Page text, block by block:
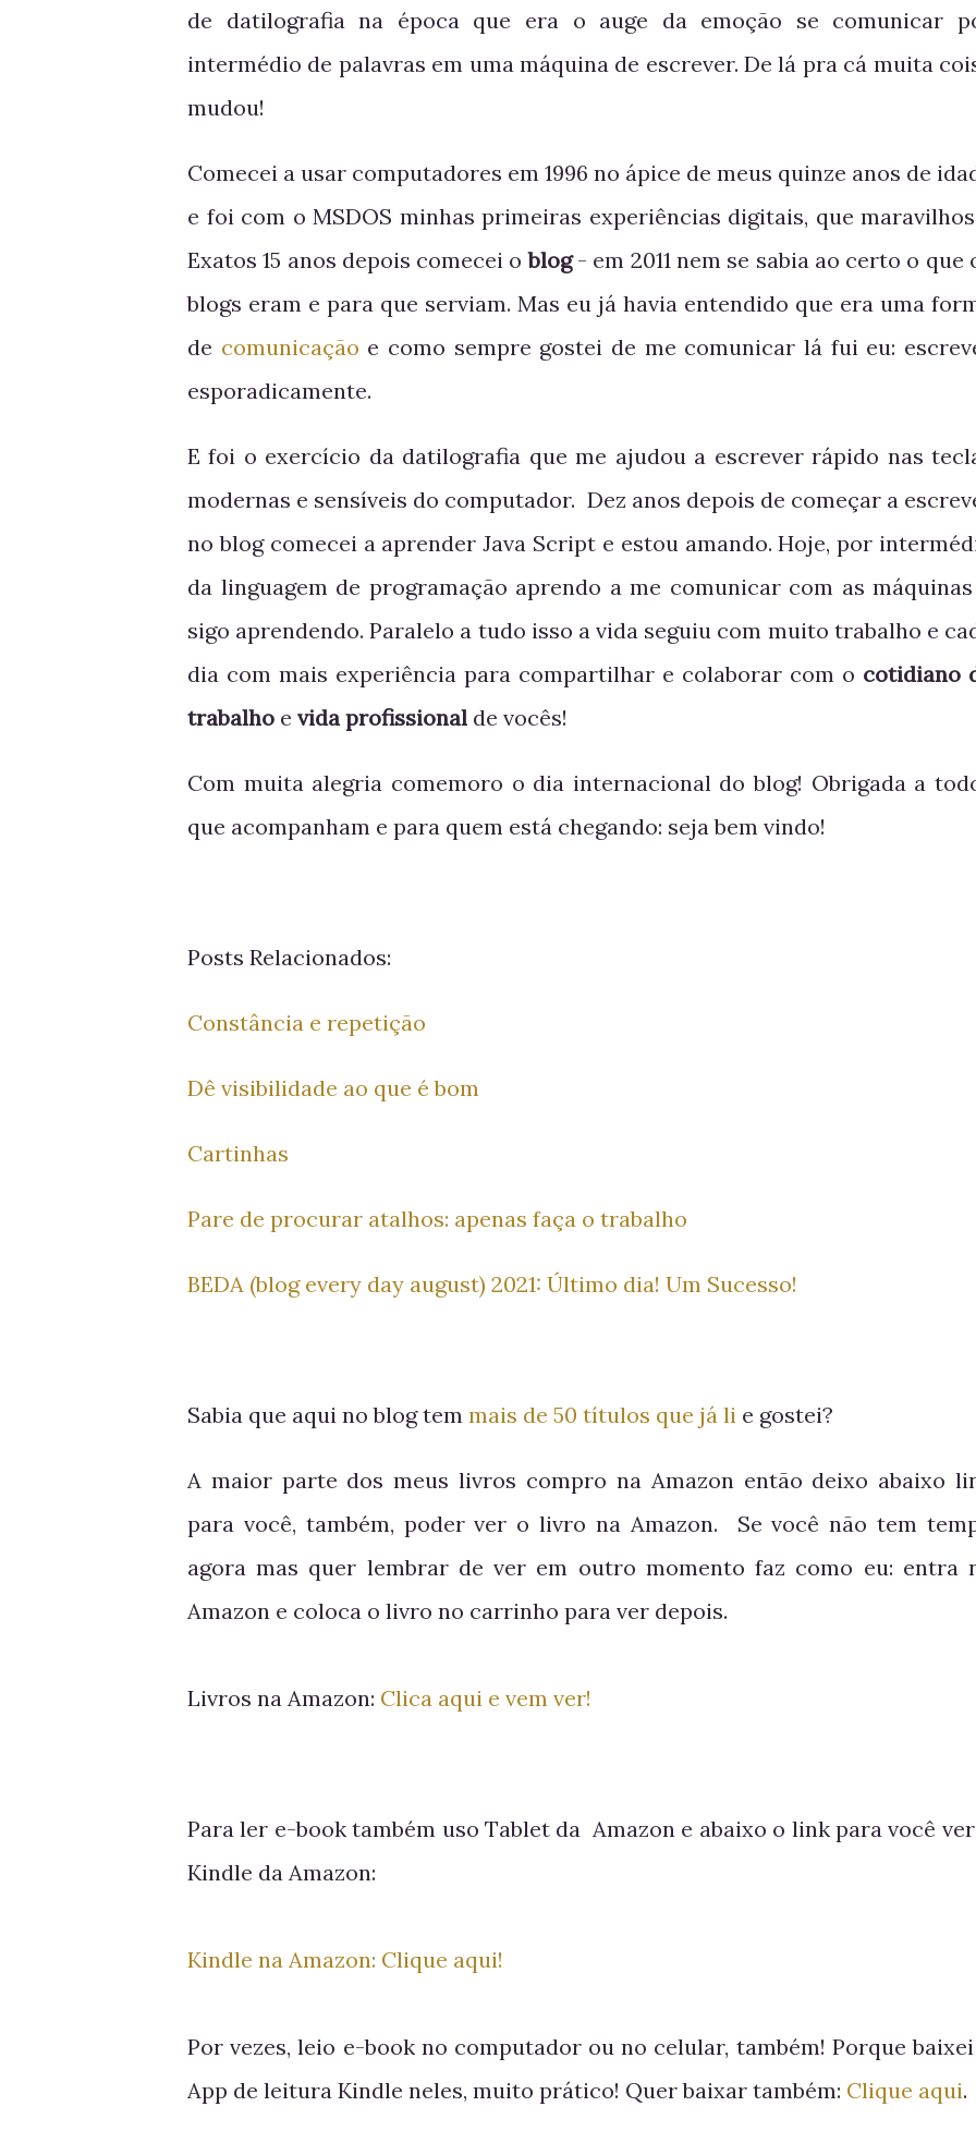
de datilografia na época que era o auge da emoção se comunicar
intermédio de palavras em uma máquina de escrever. De lá pra cá muita
mudou!
Comecei a usar computadores em 1996 no ápice de meus quinze anos de
e foi com o MSDOS minhas primeiras experiências digitais, que
Exatos 15 anos depois comecei oblog- em 2011 nem se sabia ao certo o que
blogs eram e para que serviam. Mas eu já havia entendido que era uma
de comunicação e como sempre gostei de me comunicar lá fui eu:
esporadicamente.
E foi o exercício da datilografia que me ajudou a escrever rápido nas
modernas e sensíveis do computador. Dez anos depois de começar a
no blog comecei a aprender Java Script e estou amando. Hoje, por
da linguagem de programação aprendo a me comunicar com as
sigo aprendendo. Paralelo a tudo isso a vida seguiu com muito trabalho e
dia com mais experiência para compartilhar e colaborar com o cotidiano
trabalho e vida profissional de vocês!
Com muita alegria comemoro o dia internacional do blog! Obrigada a
que acompanham e para quem está chegando: seja bem vindo!
Posts Relacionados:
Constância e repetição
Dê visibilidade ao que é bom
Cartinhas
Pare de procurar atalhos: apenas faça o trabalho
BEDA (blog every day august) 2021: Último dia! Um Sucesso!
Sabia que aqui no blog tem mais de 50 títulos que já li e gostei?
A maior parte dos meus livros compro na Amazon então deixo abaixo
para você, também, poder ver o livro na Amazon. Se você não tem
agora mas quer lembrar de ver em outro momento faz como eu: entra
Amazon e coloca o livro no carrinho para ver depois.
Livros na Amazon: Clica aqui e vem ver!
Para ler e-book também uso Tablet da Amazon e abaixo o link para você
Kindle da Amazon:
Kindle na Amazon: Clique aqui!
Por vezes, leio e-book no computador ou no celular, também! Porque
App de leitura Kindle neles, muito prático! Quer baixar também: Clique aqui.